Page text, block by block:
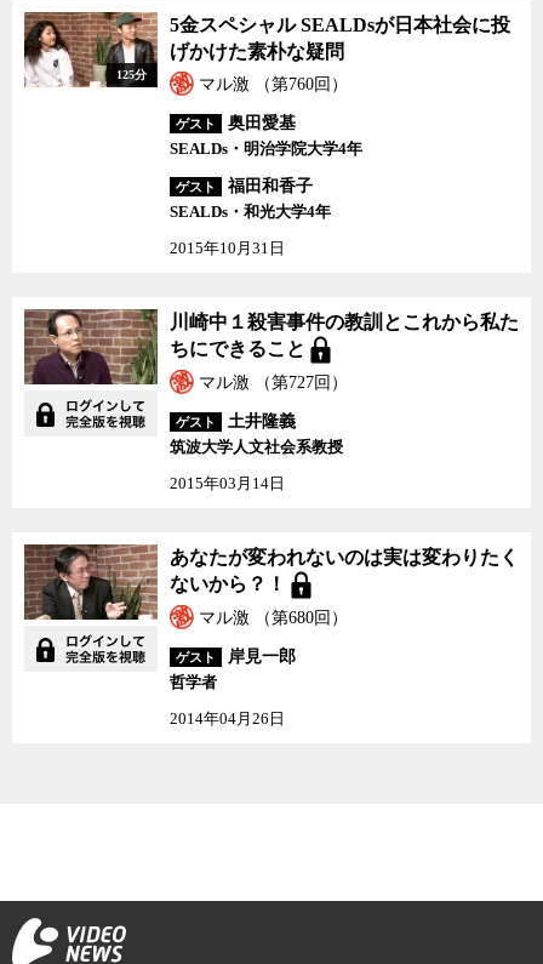
125分
5金スペシャル SEALDsが日本社会に投
げかけた素朴な疑問
マル激 （第760回）
ゲスト
奥田愛基
SEALDs・明治学院大学4年
ゲスト
福田和香子
SEALDs・和光大学4年
2015年10月31日
川崎中１殺害事件の教訓とこれから私た
ちにできること
マル激 （第727回）
ゲスト
土井隆義
筑波大学人文社会系教授
2015年03月14日
あなたが変われないのは実は変わりたく
ないから？！
マル激 （第680回）
ゲスト
岸見一郎
哲学者
2014年04月26日